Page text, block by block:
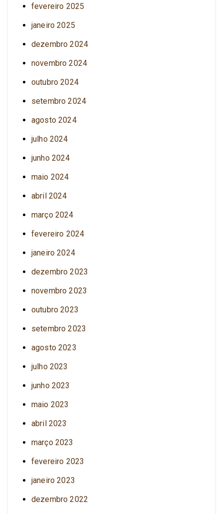
fevereiro 2025
janeiro 2025
dezembro 2024
novembro 2024
outubro 2024
setembro 2024
agosto 2024
julho 2024
junho 2024
maio 2024
abril 2024
março 2024
fevereiro 2024
janeiro 2024
dezembro 2023
novembro 2023
outubro 2023
setembro 2023
agosto 2023
julho 2023
junho 2023
maio 2023
abril 2023
março 2023
fevereiro 2023
janeiro 2023
dezembro 2022